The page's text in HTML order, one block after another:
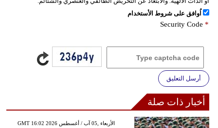
اُوافق على شروط الأستخدام
Security Code *
أرسل التعليق
أخبار ذات صلة
GMT 16:02 2026 الأربعاء ,05 آب / أغسطس